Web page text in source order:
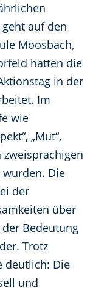
auf den
Moosbach,
hatten die
in der
Im
wie
„Mut“,
zweisprachigen
Die
der
über
Bedeutung
Trotz
deutlich: Die
und